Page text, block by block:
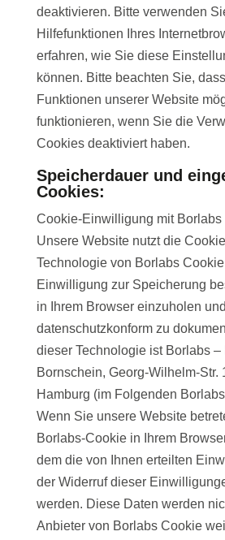
deaktivieren. Bitte verwenden
Hilfefunktionen Ihres
erfahren, wie Sie diese
können. Bitte beachten Sie,
Funktionen unserer Website
funktionieren, wenn Sie die
Cookies deaktiviert haben.
Speicherdauer und
Cookies:
Cookie-Einwilligung mit Borlabs
Unsere Website nutzt die
Technologie von Borlabs
Einwilligung zur Speicherung
in Ihrem Browser einzuholen
datenschutzkonform zu
dieser Technologie ist Borlabs –
Bornschein, Georg-Wilhelm-Str.
Hamburg (im Folgenden
Wenn Sie unsere Website
Borlabs-Cookie in Ihrem
dem die von Ihnen erteilten
der Widerruf dieser
werden. Diese Daten werden
Anbieter von Borlabs Cookie